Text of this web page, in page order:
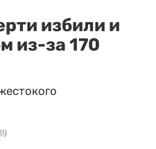
избили и
из-за 170